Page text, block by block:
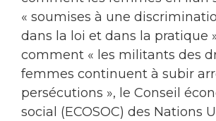
« soumises à une
dans la loi et dans la pratique
comment « les militants des
femmes continuent à subir
persécutions », le Conseil
social (ECOSOC) des Nations